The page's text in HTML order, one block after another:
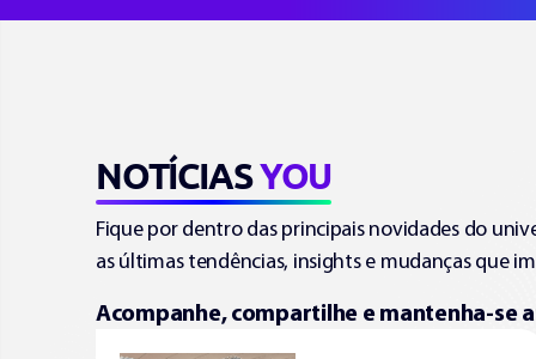
NOTÍCIASYOU
Fique por dentro das principais novidades do
as últimas tendências, insights e mudanças que
Acompanhe, compartilhe e mantenha-se